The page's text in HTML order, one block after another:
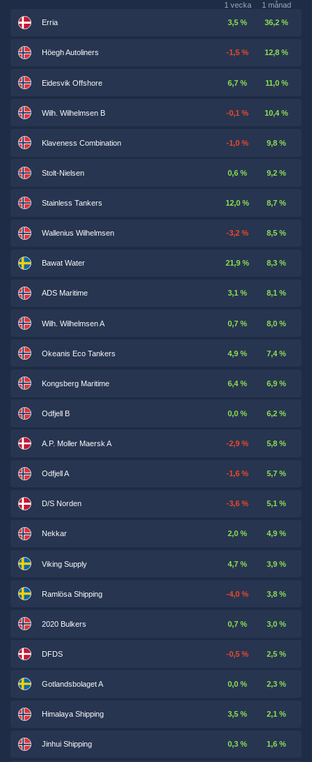
1 vecka 1 månad
Erria 3,5 % 36,2 %
Höegh Autoliners -1,5 % 12,8 %
Eidesvik Offshore 6,7 % 11,0 %
Wilh. Wilhelmsen B -0,1 % 10,4 %
Klaveness Combination -1,0 % 9,8 %
Stolt-Nielsen 0,6 % 9,2 %
Stainless Tankers 12,0 % 8,7 %
Wallenius Wilhelmsen -3,2 % 8,5 %
Bawat Water 21,9 % 8,3 %
ADS Maritime 3,1 % 8,1 %
Wilh. Wilhelmsen A 0,7 % 8,0 %
Okeanis Eco Tankers 4,9 % 7,4 %
Kongsberg Maritime 6,4 % 6,9 %
Odfjell B 0,0 % 6,2 %
A.P. Moller Maersk A -2,9 % 5,8 %
Odfjell A -1,6 % 5,7 %
D/S Norden -3,6 % 5,1 %
Nekkar 2,0 % 4,9 %
Viking Supply 4,7 % 3,9 %
Ramlösa Shipping -4,0 % 3,8 %
2020 Bulkers 0,7 % 3,0 %
DFDS -0,5 % 2,5 %
Gotlandsbolaget A 0,0 % 2,3 %
Himalaya Shipping 3,5 % 2,1 %
Jinhui Shipping 0,3 % 1,6 %